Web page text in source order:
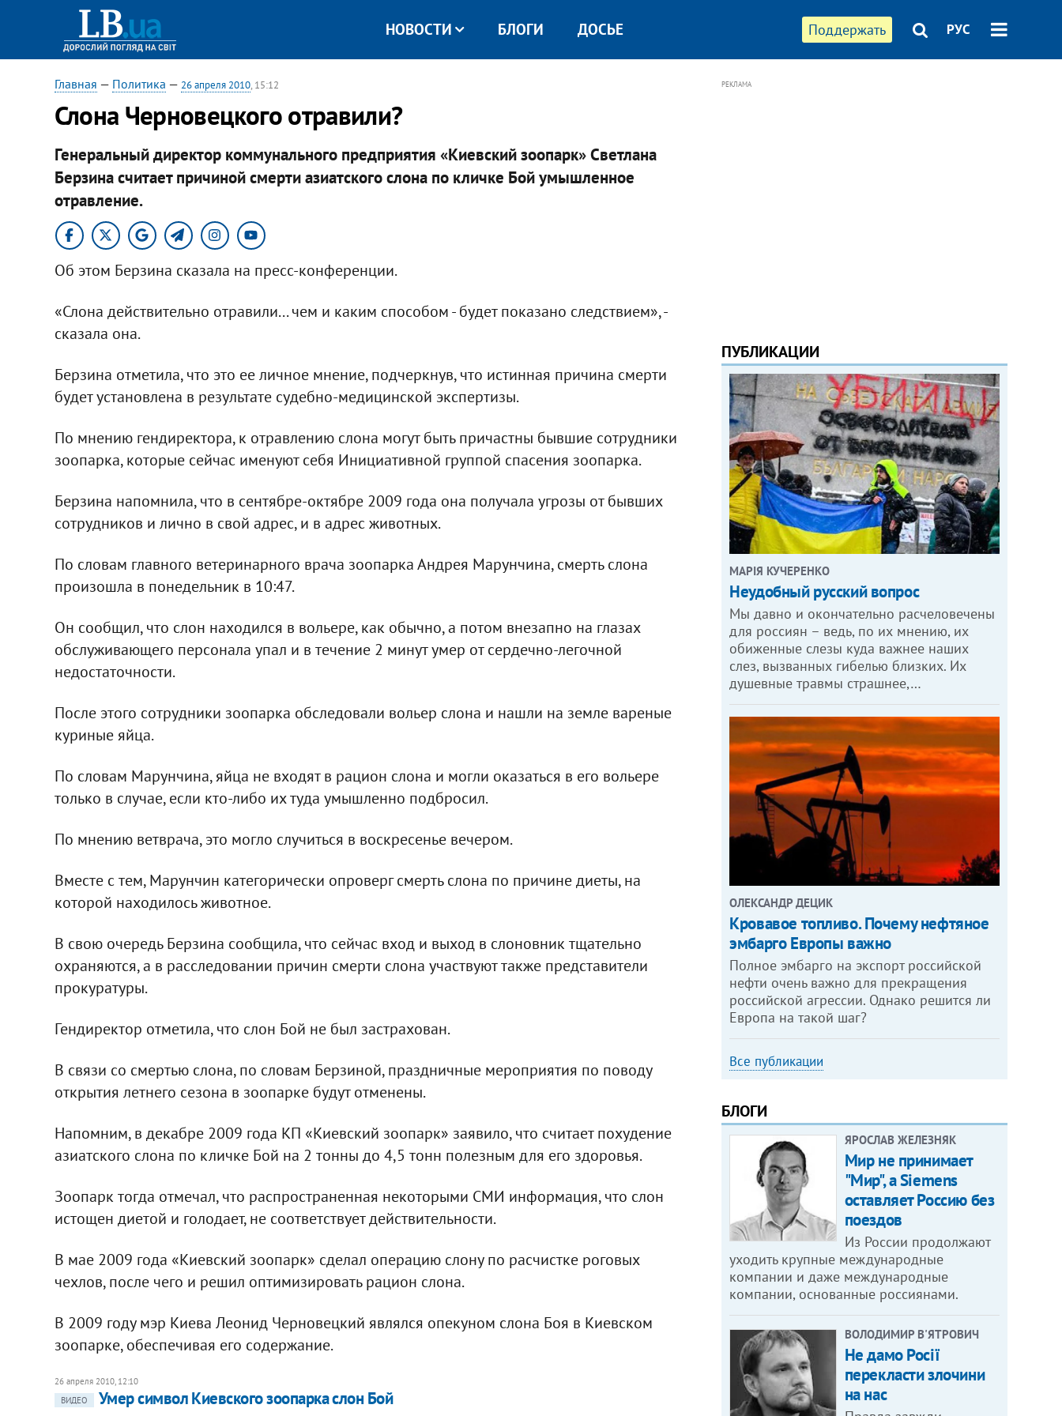
Поддержать РУС
НОВОСТИ БЛОГИ ДОСЬЕ
Главная — Политика — 26 апреля 2010, 15:12
Слона Черновецкого отравили?
Генеральный директор коммунального предприятия «Киевский зоопарк» Светлана
Берзина считает причиной смерти азиатского слона по кличке Бой умышленное
отравление.
Об этом Берзина сказала на пресс-конференции.
«Слона действительно отравили... чем и каким способом - будет показано следствием», -
сказала она.
Берзина отметила, что это ее личное мнение, подчеркнув, что истинная причина смерти
будет установлена в результате судебно-медицинской экспертизы.
По мнению гендиректора, к отравлению слона могут быть причастны бывшие сотрудники
зоопарка, которые сейчас именуют себя Инициативной группой спасения зоопарка.
Берзина напомнила, что в сентябре-октябре 2009 года она получала угрозы от бывших
сотрудников и лично в свой адрес, и в адрес животных.
По словам главного ветеринарного врача зоопарка Андрея Марунчина, смерть слона
произошла в понедельник в 10:47.
Он сообщил, что слон находился в вольере, как обычно, а потом внезапно на глазах
обслуживающего персонала упал и в течение 2 минут умер от сердечно-легочной
недостаточности.
После этого сотрудники зоопарка обследовали вольер слона и нашли на земле вареные
куриные яйца.
По словам Марунчина, яйца не входят в рацион слона и могли оказаться в его вольере
только в случае, если кто-либо их туда умышленно подбросил.
По мнению ветврача, это могло случиться в воскресенье вечером.
Вместе с тем, Марунчин категорически опроверг смерть слона по причине диеты, на
которой находилось животное.
В свою очередь Берзина сообщила, что сейчас вход и выход в слоновник тщательно
охраняются, а в расследовании причин смерти слона участвуют также представители
прокуратуры.
Гендиректор отметила, что слон Бой не был застрахован.
В связи со смертью слона, по словам Берзиной, праздничные мероприятия по поводу
открытия летнего сезона в зоопарке будут отменены.
Напомним, в декабре 2009 года КП «Киевский зоопарк» заявило, что считает похудение
азиатского слона по кличке Бой на 2 тонны до 4,5 тонн полезным для его здоровья.
Зоопарк тогда отмечал, что распространенная некоторыми СМИ информация, что слон
истощен диетой и голодает, не соответствует действительности.
В мае 2009 года «Киевский зоопарк» сделал операцию слону по расчистке роговых
чехлов, после чего и решил оптимизировать рацион слона.
В 2009 году мэр Киева Леонид Черновецкий являлся опекуном слона Боя в Киевском
зоопарке, обеспечивая его содержание.
26 апреля 2010, 12:10
ВИДЕО
Умер символ Киевского зоопарка слон Бой
РЕКЛАМА
ПУБЛИКАЦИИ
МАРІЯ КУЧЕРЕНКО
​Неудобный русский вопрос
Мы давно и окончательно расчеловечены
для россиян – ведь, по их мнению, их
обиженные слезы куда важнее наших
слез, вызванных гибелью близких. Их
душевные травмы страшнее,…
ОЛЕКСАНДР ДЕЦИК
Кровавое топливо. Почему нефтяное
эмбарго Европы важно
Полное эмбарго на экспорт российской
нефти очень важно для прекращения
российской агрессии. Однако решится ли
Европа на такой шаг?
Все публикации
БЛОГИ
ЯРОСЛАВ ЖЕЛЕЗНЯК
Мир не принимает
"Мир", а Siemens
оставляет Россию без
поездов
Из России продолжают
уходить крупные международные
компании и даже международные
компании, основанные россиянами.
ВОЛОДИМИР В'ЯТРОВИЧ
Не дамо Росії
перекласти злочини
на нас